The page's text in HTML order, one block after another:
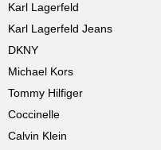
Karl Lagerfeld
Karl Lagerfeld Jeans
DKNY
Michael Kors
Tommy Hilfiger
Coccinelle
Calvin Klein